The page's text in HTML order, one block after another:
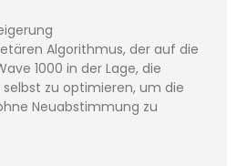
Algorithmus, der auf die
1000 in der Lage, die
zu optimieren, um die
Neuabstimmung zu